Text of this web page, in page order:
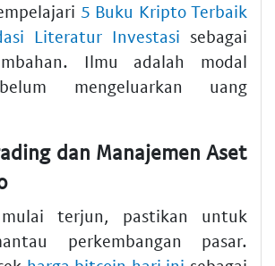
5 Buku Kripto Terbaik
Literatur Investasi sebagai
Ilmu adalah modal
mengeluarkan uang
dan Manajemen Aset
terjun, pastikan untuk
perkembangan pasar.